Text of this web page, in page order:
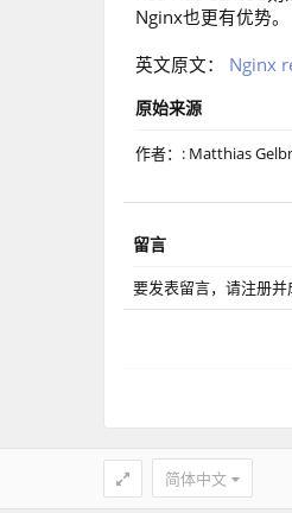
Nginx也更有优势。
英文原文： Nginx
原始来源
作者：: Matthias
留言
要发表留言，请注册并
简体中文